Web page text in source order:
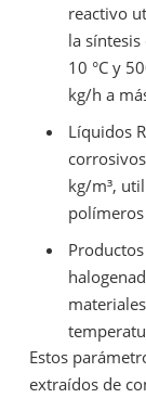
reactivo
la
10 °C y
kg/h a
Líquidos
kg/m³,
Estos
extraídos de